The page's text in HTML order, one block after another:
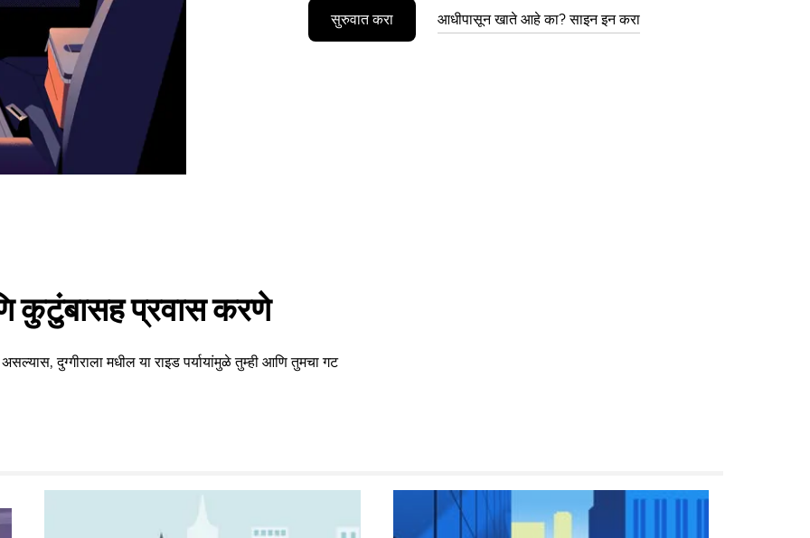
सुरुवात करा आधीपासून खाते आहे का? साइन इन करा
कुटुंबासह प्रवास करणे
दुग्गीराला मधील या राइड पर्यायांमुळे तुम्ही आणि तुमचा गट